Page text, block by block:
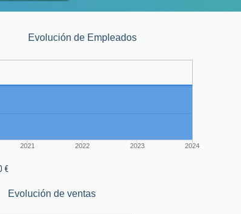
Evolución de Empleados
2021 2022 2023 2024
€
Evolución de ventas